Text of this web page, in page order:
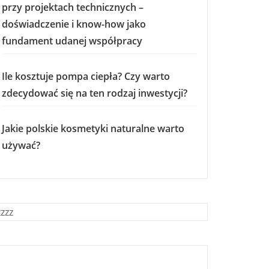
przy projektach technicznych –
doświadczenie i know-how jako
fundament udanej współpracy
Ile kosztuje pompa ciepła? Czy warto
zdecydować się na ten rodzaj inwestycji?
Jakie polskie kosmetyki naturalne warto
używać?